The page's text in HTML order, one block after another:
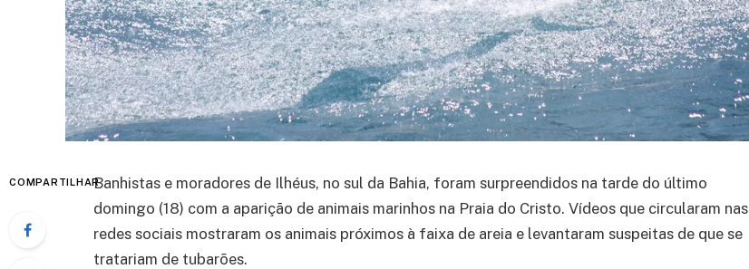
COMPARTILHARBanhistas e moradores de Ilhéus, no sul da Bahia, foram surpreendidos na tarde do último
domingo (18) com a aparição de animais marinhos na Praia do Cristo. Vídeos que circularam nas
redes sociais mostraram os animais próximos à faixa de areia e levantaram suspeitas de que se
tratariam de tubarões.